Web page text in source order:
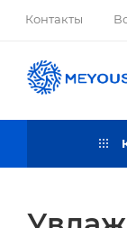
Контакты